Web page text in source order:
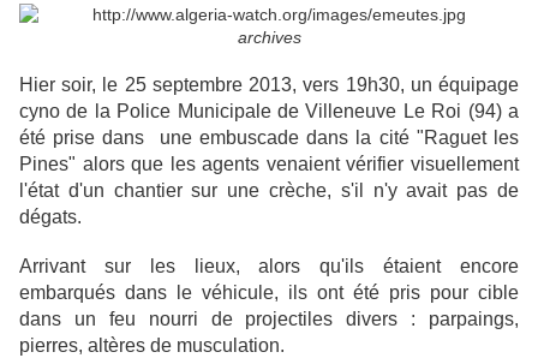
archives
Hier soir, le 25 septembre 2013, vers 19h30, un équipage
cyno de la Police Municipale de Villeneuve Le Roi (94) a
été prise dans une embuscade dans la cité "Raguet les
Pines" alors que les agents venaient vérifier visuellement
l'état d'un chantier sur une crèche, s'il n'y avait pas de
dégats.
Arrivant sur les lieux, alors qu'ils étaient encore
embarqués dans le véhicule, ils ont été pris pour cible
dans un feu nourri de projectiles divers : parpaings,
pierres, altères de musculation.